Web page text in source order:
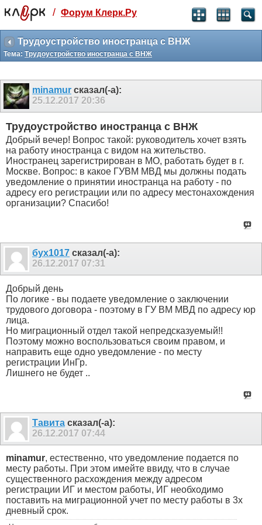
Святые угодники, Клерк без рекламы
прекрасен:)
месяц
3 месяца
259 ₽
-10%
499 ₽
-15%
Отмена Оплатить
/ Форум Клерк.Ру
Трудоустройство иностранца с ВНЖ
Тема: Трудоустройство иностранца с ВНЖ
minamur сказал(-а):
25.12.2017 20:36
Трудоустройство иностранца с ВНЖ
Добрый вечер! Вопрос такой: руководитель хочет взять
на работу иностранца с видом на жительство.
Иностранец зарегистрирован в МО, работать будет в г.
Москве. Вопрос: в какое ГУВМ МВД мы должны подать
уведомление о принятии иностранца на работу - по
адресу его регистрации или по адресу местонахождения
организации? Спасибо!
бух1017 сказал(-а):
26.12.2017 07:31
Добрый день
По логике - вы подаете уведомление о заключении
трудового договора - поэтому в ГУ ВМ МВД по адресу юр
лица.
Но миграционный отдел такой непредсказуемый!!
Поэтому можно воспользоваться своим правом, и
направить еще одно уведомление - по месту
регистрации ИнГр.
Лишнего не будет ..
Тавита сказал(-а):
26.12.2017 07:44
minamur, естественно, что уведомление подается по
месту работы. При этом имейте ввиду, что в случае
существенного расхождения между адресом
регистрации ИГ и местом работы, ИГ необходимо
поставить на миграционной учет по месту работы в 3х
дневный срок.